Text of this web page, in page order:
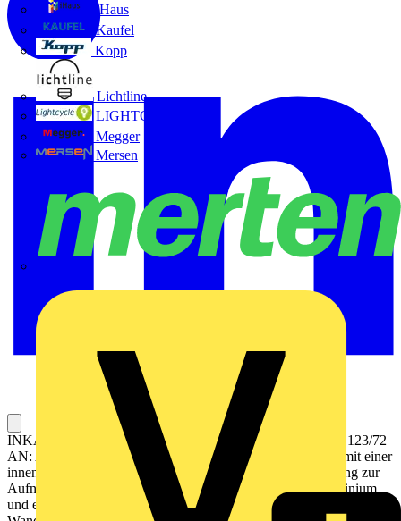
iHaus
Kaufel
Kopp
Lichtline
LIGHTCYCLE
Megger
Mersen
INKA UNTERTEIL 2500 MM 123/72 AN TYP: INKA-U 123/72
AN: Aluminium-Brüstungskanal, geprüft nach VDE 0604, mit einer
innenliegenden 80mm Frontabdeckung. Inklusive Profilierung zur
Aufnahme von bis zu drei Trennstegen aus PVC oder Aluminium
und einer Profilierung zur schraubenlosen Schnellmontage mittels